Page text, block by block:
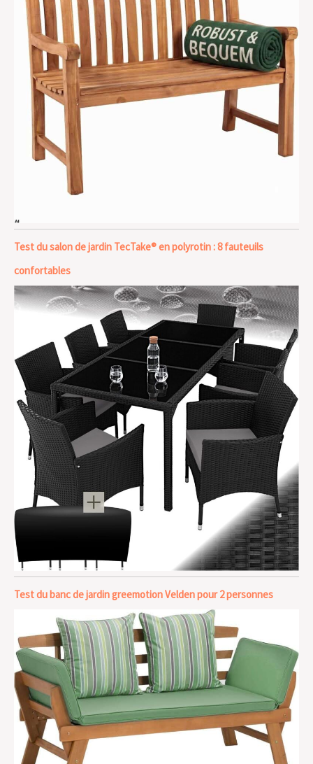
Test du salon de jardin TecTake® en polyrotin : 8 fauteuils
confortables
Test du banc de jardin greemotion Velden pour 2 personnes